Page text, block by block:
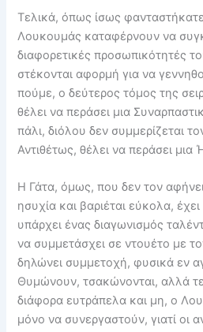
Τελικά, όπως ίσως
Λουκουμάς καταφέρνουν να
διαφορετικές προσωπικότητές
στέκονται αφορμή για να
πούμε, ο δεύτερος τόμος της
θέλει να περάσει μια
πάλι, διόλου δεν συμμερίζεται
Αντιθέτως, θέλει να περάσει
Η Γάτα, όμως, που δεν τον
ησυχία και βαριέται εύκολα,
υπάρχει ένας διαγωνισμός
να συμμετάσχει σε ντουέτο με
δηλώνει συμμετοχή, φυσικά εν
Θυμώνουν, τσακώνονται, αλλά
διάφορα ευτράπελα και μη, ο
μόνο να συνεργαστούν, γιατί οι